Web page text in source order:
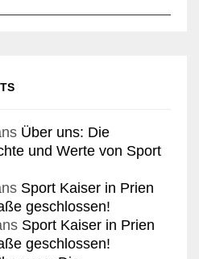
Über uns: Die
und Werte von Sport
Sport Kaiser in Prien
geschlossen!
Sport Kaiser in Prien
geschlossen!